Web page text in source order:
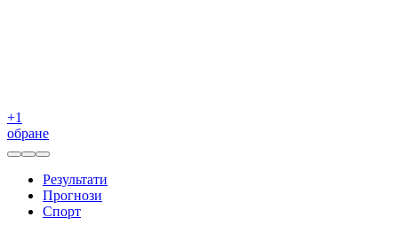
+1
обране
Результати
Прогнози
Спорт